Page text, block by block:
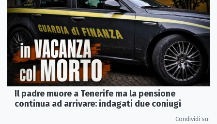
Il padre muore a Tenerife ma la pensione
continua ad arrivare: indagati due coniugi
Condividi su: